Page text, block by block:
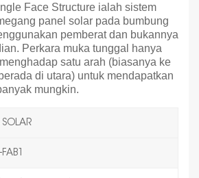
Face Structure ialah sistem
panel solar pada bumbung
pemberat dan bukannya
Perkara muka tunggal hanya
satu arah (biasanya ke
di utara) untuk mendapatkan
mungkin.
SOLAR